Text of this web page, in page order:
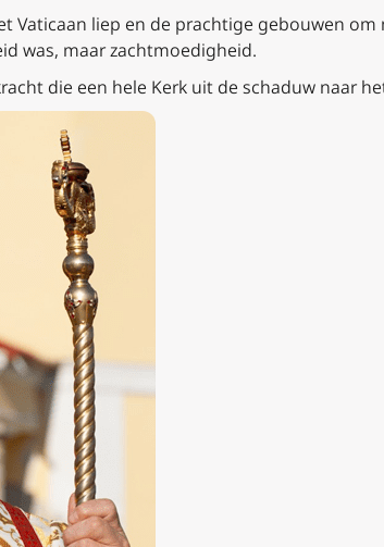
Vaticaan liep en de prachtige gebouwen om
was, maar zachtmoedigheid.
die een hele Kerk uit de schaduw naar